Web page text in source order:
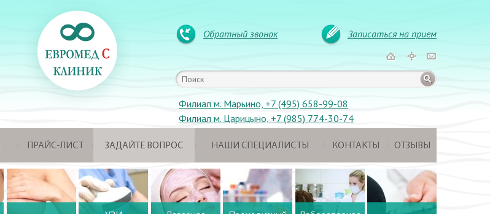
Обратный звонок Записаться на прием
Филиал м. Марьино, +7 (495) 658-99-08
Филиал м. Царицыно, +7 (985) 774-30-74
ПРАЙС-ЛИСТ ЗАДАЙТЕ ВОПРОС НАШИ СПЕЦИАЛИСТЫ КОНТАКТЫ ОТЗЫВЫ